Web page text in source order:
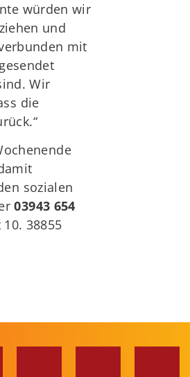
würden wir
und
mit
Wir
die
sozialen
03943 654
38855